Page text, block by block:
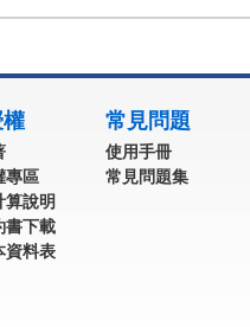
專區
算說明
書下載
資料表
常見問題
使用手冊
常見問題集